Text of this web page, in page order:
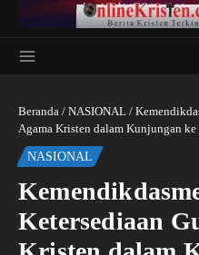
Beranda / NASIONAL /
Agama Kristen dalam Kunjungan ke
NASIONAL
Ketersediaan